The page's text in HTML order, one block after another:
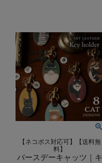
【ネコポス対応可】【送料無
料】
バースデーキャッツ｜キ